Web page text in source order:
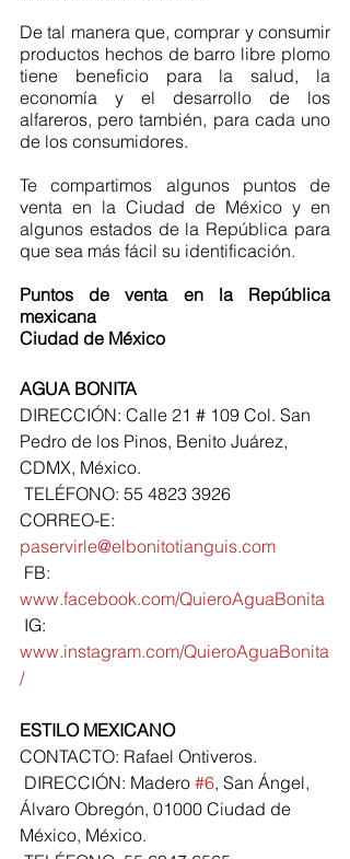
De tal manera que, comprar y consumir
productos hechos de barro libre plomo
tiene beneficio para la salud, la
economía y el desarrollo de los
alfareros, pero también, para cada uno
de los consumidores.
Te compartimos algunos puntos de
venta en la Ciudad de México y en
algunos estados de la República para
que sea más fácil su identificación.
Puntos de venta en la República
mexicana
Ciudad de México
AGUA BONITA
DIRECCIÓN: Calle 21 # 109 Col. San
Pedro de los Pinos, Benito Juárez,
CDMX, México.
TELÉFONO: 55 4823 3926
CORREO-E:
paservirle@elbonitotianguis.com
FB:
www.facebook.com/QuieroAguaBonita
IG:
www.instagram.com/QuieroAguaBonita
/
ESTILO MEXICANO
CONTACTO: Rafael Ontiveros.
DIRECCIÓN: Madero #6, San Ángel,
Álvaro Obregón, 01000 Ciudad de
México, México.